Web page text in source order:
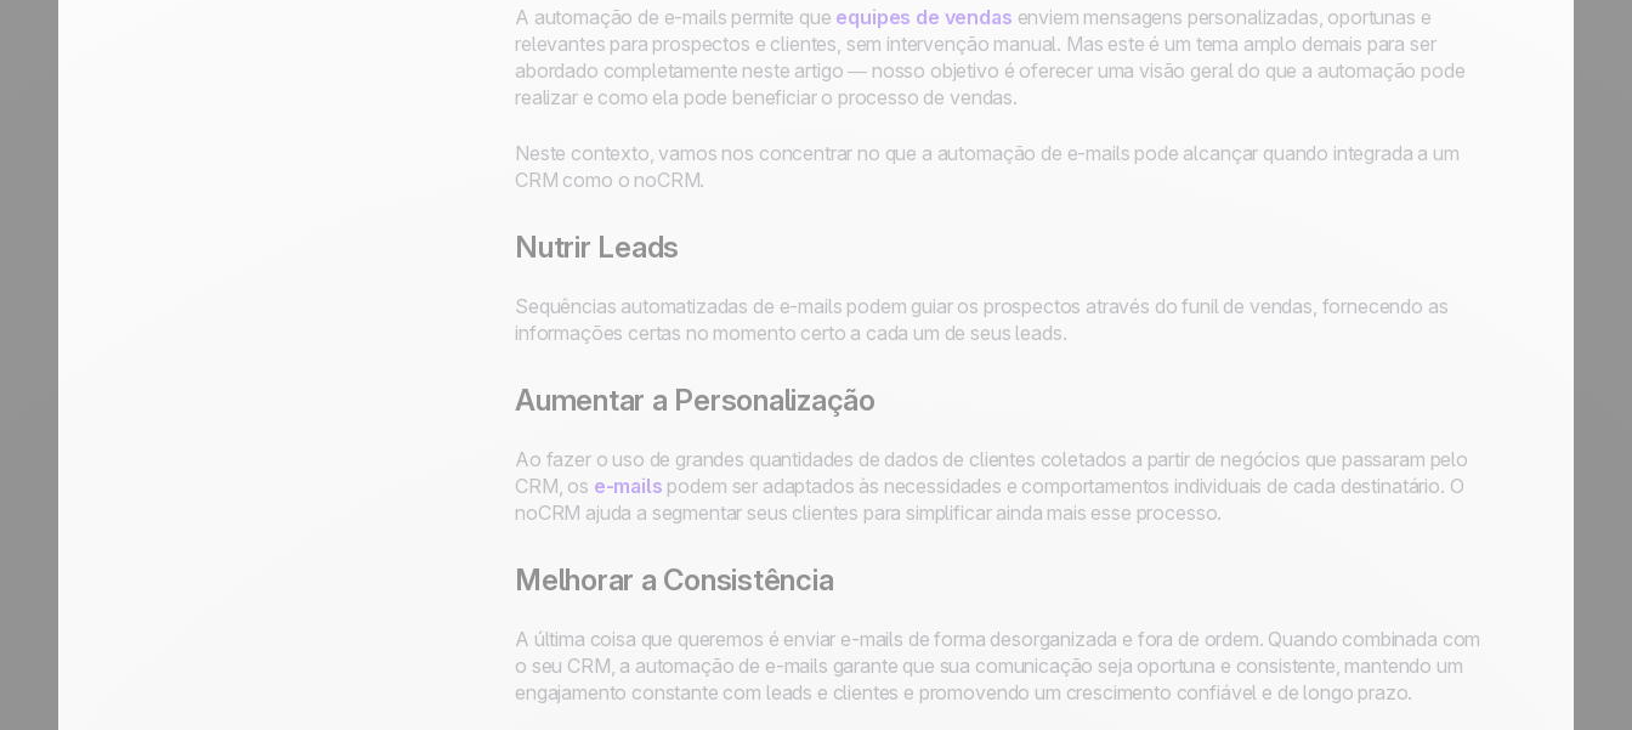
A automação de e-mails permite que equipes de vendas enviem mensagens personalizadas, oportunas e
relevantes para prospectos e clientes, sem intervenção manual. Mas este é um tema amplo demais para ser
abordado completamente neste artigo — nosso objetivo é oferecer uma visão geral do que a automação pode
realizar e como ela pode beneficiar o processo de vendas.
Neste contexto, vamos nos concentrar no que a automação de e-mails pode alcançar quando integrada a um
CRM como o noCRM.
Nutrir Leads
Sequências automatizadas de e-mails podem guiar os prospectos através do funil de vendas, fornecendo as
informações certas no momento certo a cada um de seus leads.
Aumentar a Personalização
Ao fazer o uso de grandes quantidades de dados de clientes coletados a partir de negócios que passaram pelo
CRM, os e-mails podem ser adaptados às necessidades e comportamentos individuais de cada destinatário. O
noCRM ajuda a segmentar seus clientes para simplificar ainda mais esse processo.
Melhorar a Consistência
A última coisa que queremos é enviar e-mails de forma desorganizada e fora de ordem. Quando combinada com
o seu CRM, a automação de e-mails garante que sua comunicação seja oportuna e consistente, mantendo um
engajamento constante com leads e clientes e promovendo um crescimento confiável e de longo prazo.